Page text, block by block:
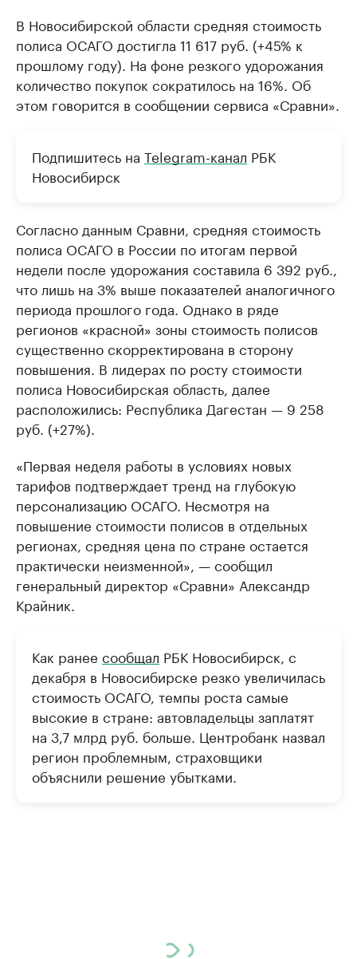
В Новосибирской области средняя стоимость
полиса ОСАГО достигла 11 617 руб. (+45% к
прошлому году). На фоне резкого удорожания
количество покупок сократилось на 16%. Об
этом говорится в сообщении сервиса «Сравни».
Подпишитесь на Telegram-канал РБК
Новосибирск
Согласно данным Сравни, средняя стоимость
полиса ОСАГО в России по итогам первой
недели после удорожания составила 6 392 руб.,
что лишь на 3% выше показателей аналогичного
периода прошлого года. Однако в ряде
регионов «красной» зоны стоимость полисов
существенно скорректирована в сторону
повышения. В лидерах по росту стоимости
полиса Новосибирская область, далее
расположились: Республика Дагестан — 9 258
руб. (+27%).
«Первая неделя работы в условиях новых
тарифов подтверждает тренд на глубокую
персонализацию ОСАГО. Несмотря на
повышение стоимости полисов в отдельных
регионах, средняя цена по стране остается
практически неизменной», — сообщил
генеральный директор «Сравни» Александр
Крайник.
Как ранее сообщал РБК Новосибирск, с
декабря в Новосибирске резко увеличилась
стоимость ОСАГО, темпы роста самые
высокие в стране: автовладельцы заплатят
на 3,7 млрд руб. больше. Центробанк назвал
регион проблемным, страховщики
объяснили решение убытками.